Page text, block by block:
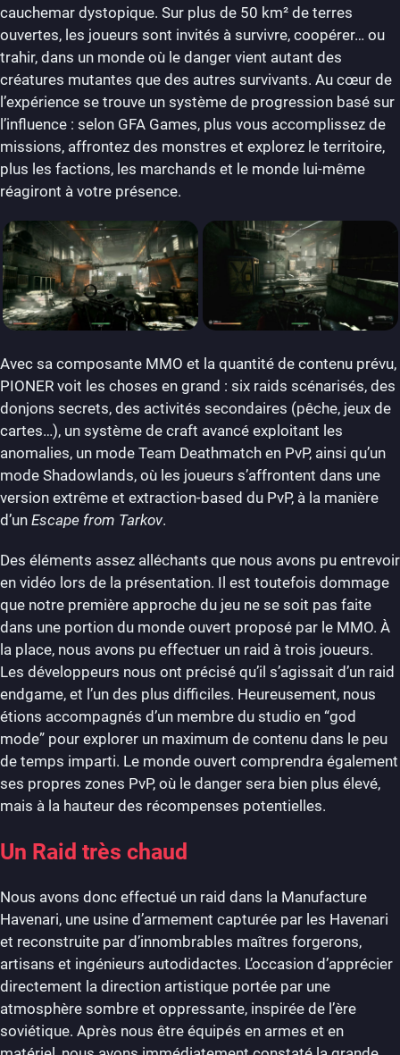
cauchemar dystopique. Sur plus de 50 km² de terres
ouvertes, les joueurs sont invités à survivre, coopérer… ou
trahir, dans un monde où le danger vient autant des
créatures mutantes que des autres survivants. Au cœur de
l’expérience se trouve un système de progression basé sur
l’influence : selon GFA Games, plus vous accomplissez de
missions, affrontez des monstres et explorez le territoire,
plus les factions, les marchands et le monde lui-même
réagiront à votre présence.
Avec sa composante MMO et la quantité de contenu prévu,
PIONER voit les choses en grand : six raids scénarisés, des
donjons secrets, des activités secondaires (pêche, jeux de
cartes…), un système de craft avancé exploitant les
anomalies, un mode Team Deathmatch en PvP, ainsi qu’un
mode Shadowlands, où les joueurs s’affrontent dans une
version extrême et extraction-based du PvP, à la manière
d’un Escape from Tarkov.
Des éléments assez alléchants que nous avons pu entrevoir
en vidéo lors de la présentation. Il est toutefois dommage
que notre première approche du jeu ne se soit pas faite
dans une portion du monde ouvert proposé par le MMO. À
la place, nous avons pu effectuer un raid à trois joueurs.
Les développeurs nous ont précisé qu’il s’agissait d’un raid
endgame, et l’un des plus difficiles. Heureusement, nous
étions accompagnés d’un membre du studio en “god
mode” pour explorer un maximum de contenu dans le peu
de temps imparti. Le monde ouvert comprendra également
ses propres zones PvP, où le danger sera bien plus élevé,
mais à la hauteur des récompenses potentielles.
Un Raid très chaud
Nous avons donc effectué un raid dans la Manufacture
Havenari, une usine d’armement capturée par les Havenari
et reconstruite par d’innombrables maîtres forgerons,
artisans et ingénieurs autodidactes. L’occasion d’apprécier
directement la direction artistique portée par une
atmosphère sombre et oppressante, inspirée de l’ère
soviétique. Après nous être équipés en armes et en